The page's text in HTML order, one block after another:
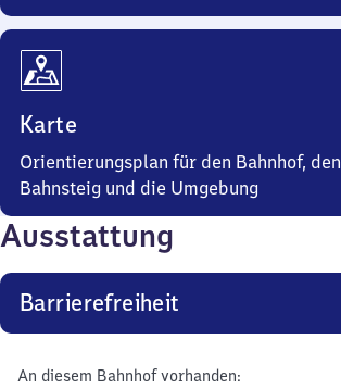
Karte
Orientierungsplan für den Bahnhof, den
Bahnsteig und die Umgebung
Ausstattung
Barrierefreiheit
An diesem Bahnhof vorhanden: